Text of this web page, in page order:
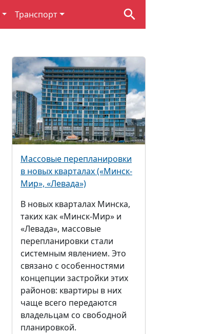
Транспорт
Массовые перепланировки
в новых кварталах («Минск-
Мир», «Левада»)
В новых кварталах Минска,
таких как «Минск-Мир» и
«Левада», массовые
перепланировки стали
системным явлением. Это
связано с особенностями
концепции застройки этих
районов: квартиры в них
чаще всего передаются
владельцам со свободной
планировкой.